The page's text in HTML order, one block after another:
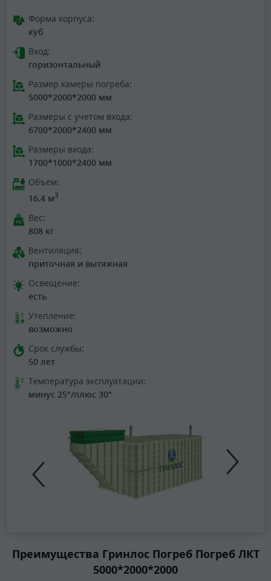
Форма корпуса:
куб
Вход:
горизонтальный
Размер камеры погреба:
5000*2000*2000 мм
Размеры с учетом входа:
6700*2000*2400 мм
Размеры входа:
1700*1000*2400 мм
Объем:
16.4 м3
Вес:
808 кг
Вентиляция:
приточная и вытяжная
Освещение:
есть
Утепление:
возможно
Срок службы:
50 лет
Температура эксплуатации:
минус 25°/плюс 30°
Преимущества Гринлос Погреб Погреб ЛКТ
5000*2000*2000